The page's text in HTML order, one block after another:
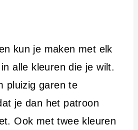
kun je maken met elk
alle kleuren die je wilt.
pluizig garen te
je dan het patroon
Ook met twee kleuren